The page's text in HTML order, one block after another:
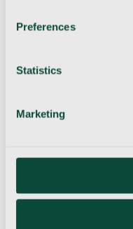
Preferences
Statistics
Marketing